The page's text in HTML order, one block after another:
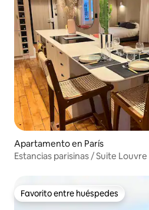
Apartamento en París
Estancias parisinas / Suite
Favorito entre huéspedes
Favorito entre huéspedes